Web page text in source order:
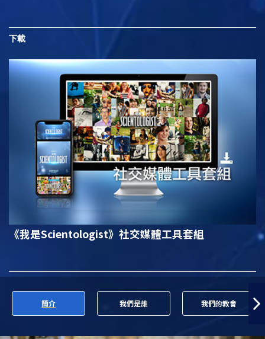
下載
《我是Scientologist》 社交媒體工具套組
簡介 我們是誰 我們的教會